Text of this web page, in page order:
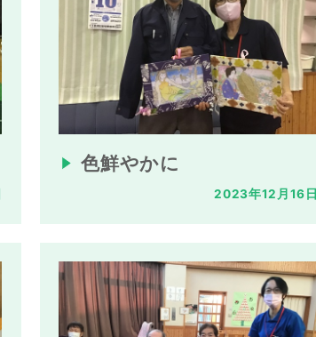
色鮮やかに
2023年12月16日